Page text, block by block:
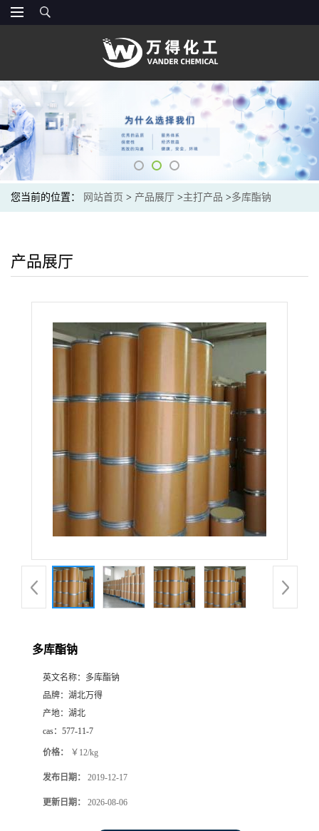
您当前的位置： 网站首页 > 产品展厅 >主打产品 >多库酯钠
产品展厅
多库酯钠
英文名称： 多库酯钠
品牌： 湖北万得
产地： 湖北
cas： 577-11-7
价格： ￥12/kg
发布日期： 2019-12-17
更新日期： 2026-08-06